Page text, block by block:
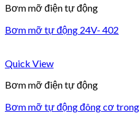
Bơm mỡ điện tự động
Bơm mỡ tự động 24V- 402
Quick View
Bơm mỡ điện tự động
Bơm mỡ tự động đông cơ trong